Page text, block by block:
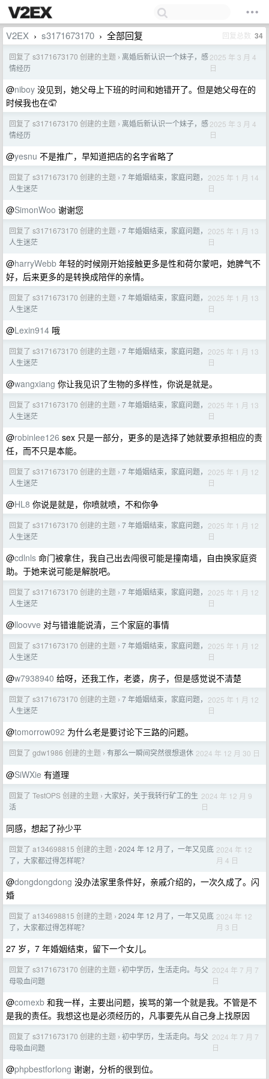
V2EX › s3171673170 › 全部回复 回复总数 34
回复了 s3171673170 创建的主题 › 离婚后新认识一个妹子，感
情经历
2025 年 3 月 4
日
@niboy 没见到，她父母上下班的时间和她错开了。但是她父母在的
时候我也在🤦
回复了 s3171673170 创建的主题 › 离婚后新认识一个妹子，感
情经历
2025 年 3 月 4
日
@yesnu 不是推广，早知道把店的名字省略了
回复了 s3171673170 创建的主题 › 7 年婚姻结束，家庭问题，
人生迷茫
2025 年 1 月 14
日
@SimonWoo 谢谢您
回复了 s3171673170 创建的主题 › 7 年婚姻结束，家庭问题，
人生迷茫
2025 年 1 月 13
日
@harryWebb 年轻的时候刚开始接触更多是性和荷尔蒙吧，她脾气不
好，后来更多的是转换成陪伴的亲情。
回复了 s3171673170 创建的主题 › 7 年婚姻结束，家庭问题，
人生迷茫
2025 年 1 月 13
日
@Lexin914 哦
回复了 s3171673170 创建的主题 › 7 年婚姻结束，家庭问题，
人生迷茫
2025 年 1 月 13
日
@wangxiang 你让我见识了生物的多样性，你说是就是。
回复了 s3171673170 创建的主题 › 7 年婚姻结束，家庭问题，
人生迷茫
2025 年 1 月 13
日
@robinlee126 sex 只是一部分，更多的是选择了她就要承担相应的责
任，而不只是本能。
回复了 s3171673170 创建的主题 › 7 年婚姻结束，家庭问题，
人生迷茫
2025 年 1 月 12
日
@HL8 你说是就是，你喷就喷，不和你争
回复了 s3171673170 创建的主题 › 7 年婚姻结束，家庭问题，
人生迷茫
2025 年 1 月 12
日
@cdlnls 命门被拿住，我自己出去闯很可能是撞南墙，自由换家庭资
助。于她来说可能是解脱吧。
回复了 s3171673170 创建的主题 › 7 年婚姻结束，家庭问题，
人生迷茫
2025 年 1 月 12
日
@lloovve 对与错谁能说清，三个家庭的事情
回复了 s3171673170 创建的主题 › 7 年婚姻结束，家庭问题，
人生迷茫
2025 年 1 月 12
日
@w7938940 给呀，还我工作，老婆，房子，但是感觉说不清楚
回复了 s3171673170 创建的主题 › 7 年婚姻结束，家庭问题，
人生迷茫
2025 年 1 月 12
日
@tomorrow092 为什么老是要讨论下三路的问题。
回复了 gdw1986 创建的主题 › 有那么一瞬间突然很想退休 2024 年 12 月 30 日
@SiWXie 有道理
回复了 TestOPS 创建的主题 › 大家好，关于我转行矿工的生
活
2024 年 12 月 9
日
同感，想起了孙少平
回复了 a134698815 创建的主题 › 2024 年 12 月了，一年又见底
了，大家都过得怎样呢？
2024 年 12
月 4 日
@dongdongdong 没办法家里条件好，亲戚介绍的，一次久成了。闪
婚
回复了 a134698815 创建的主题 › 2024 年 12 月了，一年又见底
了，大家都过得怎样呢？
2024 年 12
月 3 日
27 岁，7 年婚姻结束，留下一个女儿。
回复了 s3171673170 创建的主题 › 初中学历，生活走向。与父
母吸血问题
2024 年 7 月 7
日
@comexb 和我一样，主要出问题，挨骂的第一个就是我。不管是不
是我的责任。我想这也是必须经历的，凡事要先从自己身上找原因
回复了 s3171673170 创建的主题 › 初中学历，生活走向。与父
母吸血问题
2024 年 7 月 7
日
@phpbestforlong 谢谢，分析的很到位。